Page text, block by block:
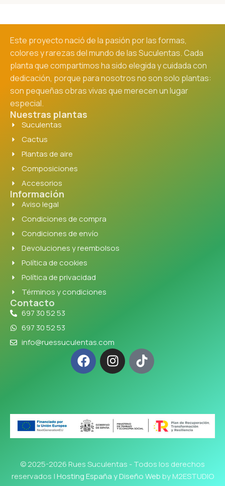
Este proyecto nació de la pasión por las formas,
colores y rarezas del mundo de las Suculentas. Cada
planta que compartimos ha sido elegida y cuidada con
dedicación, porque para nosotros no son solo plantas:
son pequeñas obras vivas que merecen un lugar
especial.
Nuestras plantas
Suculentas
Cactus
Plantas de aire
Composiciones
Accesorios
Información
Aviso legal
Condiciones de compra
Condiciones de envío
Devoluciones y reembolsos
Política de cookies
Política de privacidad
Términos y condiciones
Contacto
697 30 52 53
697 30 52 53
info@ruessuculentas.com
© 2025-2026 Rues Suculentas - Todos los derechos
reservados |Hosting España y Diseño Webby M2ESTUDIO